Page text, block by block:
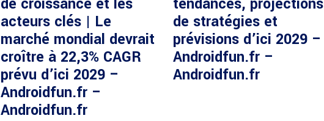
acteurs clés | Le
marché mondial devrait
croître à 22,3% CAGR
prévu d’ici 2029 –
Androidfun.fr –
Androidfun.fr
de stratégies et
prévisions d’ici 2029 –
Androidfun.fr –
Androidfun.fr